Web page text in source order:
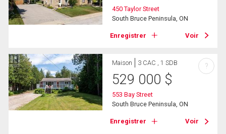
450 Taylor Street
South Bruce Peninsula, ON
Enregistrer Voir
Maison 3 CAC , 1 SDB
529 000 $
553 Bay Street
South Bruce Peninsula, ON
Enregistrer Voir
?